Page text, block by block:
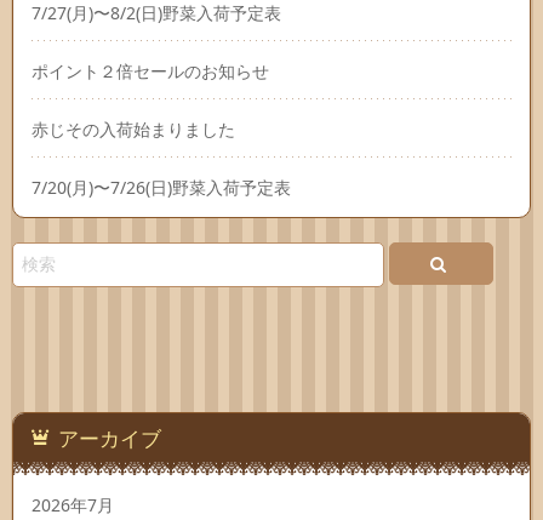
7/27(月)〜8/2(日)野菜入荷予定表
ポイント２倍セールのお知らせ
赤じその入荷始まりました
7/20(月)〜7/26(日)野菜入荷予定表
アーカイブ
2026年7月